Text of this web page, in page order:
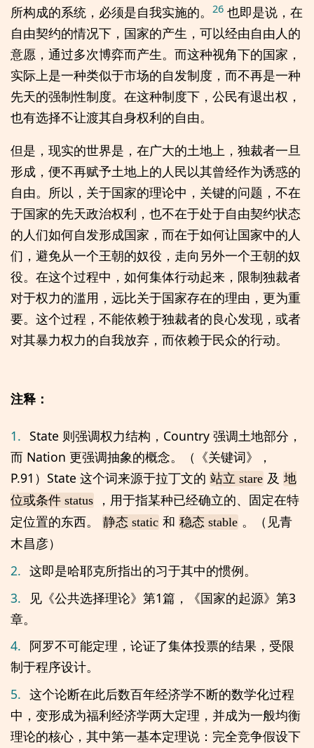
所构成的系统，必须是自我实施的。
26 也即是说，在
自由契约的情况下，国家的产生，可以经由自由人的
意愿，通过多次博弈而产生。而这种视角下的国家，
实际上是一种类似于市场的自发制度，而不再是一种
先天的强制性制度。在这种制度下，公民有退出权，
也有选择不让渡其自身权利的自由。
但是，现实的世界是，在广大的土地上，独裁者一旦
形成，便不再赋予土地上的人民以其曾经作为诱惑的
自由。所以，关于国家的理论中，关键的问题，不在
于国家的先天政治权利，也不在于处于自由契约状态
的人们如何自发形成国家，而在于如何让国家中的人
们，避免从一个王朝的奴役，走向另外一个王朝的奴
役。在这个过程中，如何集体行动起来，限制独裁者
对于权力的滥用，远比关于国家存在的理由，更为重
要。这个过程，不能依赖于独裁者的良心发现，或者
对其暴力权力的自我放弃，而依赖于民众的行动。
注释：
1. State 则强调权力结构，Country 强调土地部分，
而 Nation 更强调抽象的概念。（《关键词》，
P.91）State 这个词来源于拉丁文的 站立 stare 及 地
位或条件 status
，用于指某种已经确立的、固定在特
定位置的东西。
静态 static 和 稳态 stable 。（见青
木昌彦）
2. 这即是哈耶克所指出的习于其中的惯例。
3.
见《公共选择理论》第1篇，《国家的起源》第3
章。
4. 阿罗不可能定理，论证了集体投票的结果，受限
制于程序设计。
5. 这个论断在此后数百年经济学不断的数学化过程
中，变形成为福利经济学两大定理，并成为一般均衡
理论的核心，其中第一基本定理说：完全竞争假设下